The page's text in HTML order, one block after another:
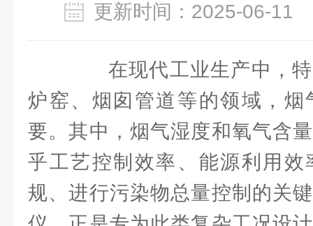
更新时间：2025-06-
在现代工业生产中，特
炉窑、烟囱管道等的领域，烟
要。其中，烟气湿度和氧气含
乎工艺控制效率、能源利用效
规、进行污染物总量控制的关